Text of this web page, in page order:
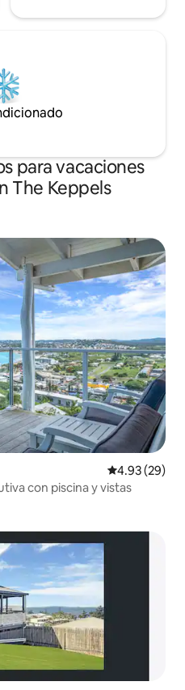
para vacaciones
The Keppels
Calificación
4.93 (29)
con piscina y vistas